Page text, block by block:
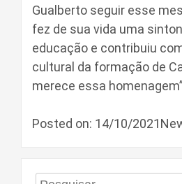
Gualberto seguir esse
fez de sua vida uma
educação e contribuiu
cultural da formação de
merece essa
Posted on: 14/10/